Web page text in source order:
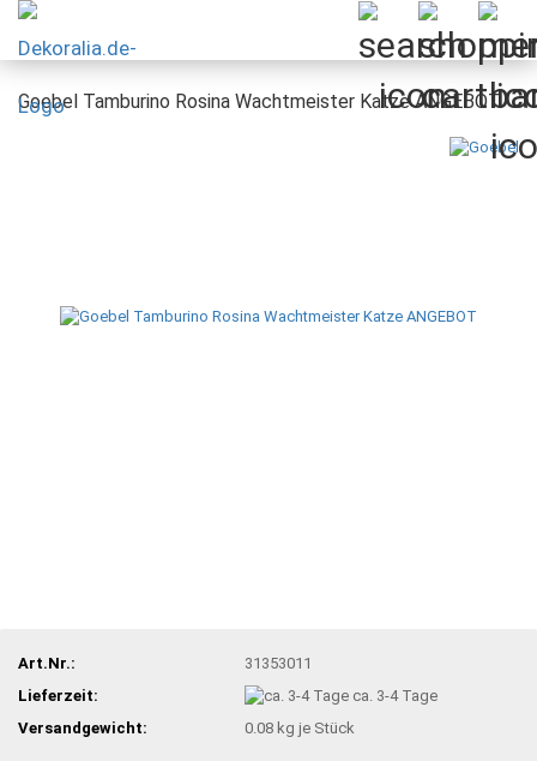
Goebel Tamburino Rosina Wachtmeister Katze ANGEBOT
Art.Nr.:
31353011
Lieferzeit:
ca. 3-4 Tage
Versandgewicht:
0.08 kg je Stück